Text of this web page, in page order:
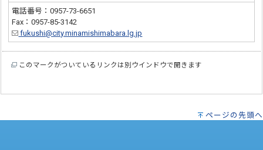
電話番号：0957-73-6651
Fax：0957-85-3142
fukushi@city.minamishimabara.lg.jp
このマークがついているリンクは別ウインドウで開きます
ページの先頭へ